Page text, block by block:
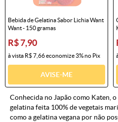
Bebida de Gelatina Sabor Lichia Want
Want - 150 gramas
R$ 7,90
à vista R$ 7,66economize3%no Pix
AVISE-ME
Conhecida no Japão como Katen , o
gelatina feita 100% de vegetais
como agelatina vegana por não